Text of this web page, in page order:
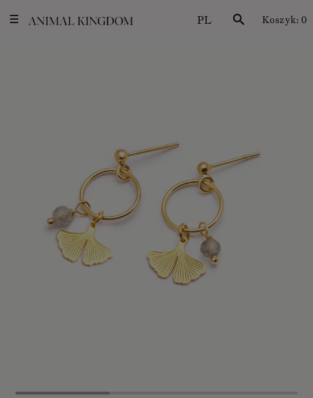
☰ PL search Koszyk: 0